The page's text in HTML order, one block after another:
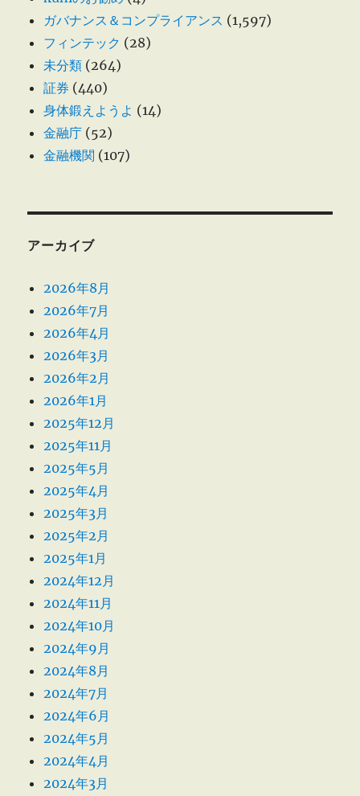
ガバナンス＆コンプライアンス (1,597)
フィンテック (28)
未分類 (264)
証券 (440)
身体鍛えようよ (14)
金融庁 (52)
金融機関 (107)
アーカイブ
2026年8月
2026年7月
2026年4月
2026年3月
2026年2月
2026年1月
2025年12月
2025年11月
2025年5月
2025年4月
2025年3月
2025年2月
2025年1月
2024年12月
2024年11月
2024年10月
2024年9月
2024年8月
2024年7月
2024年6月
2024年5月
2024年4月
2024年3月